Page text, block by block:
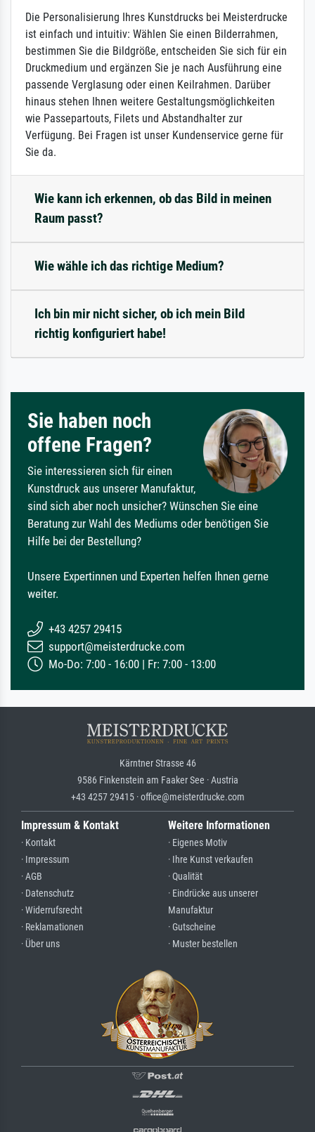
Die Personalisierung Ihres Kunstdrucks bei Meisterdrucke
ist einfach und intuitiv: Wählen Sie einen Bilderrahmen,
bestimmen Sie die Bildgröße, entscheiden Sie sich für ein
Druckmedium und ergänzen Sie je nach Ausführung eine
passende Verglasung oder einen Keilrahmen. Darüber
hinaus stehen Ihnen weitere Gestaltungsmöglichkeiten
wie Passepartouts, Filets und Abstandhalter zur
Verfügung. Bei Fragen ist unser Kundenservice gerne für
Sie da.
Wie kann ich erkennen, ob das Bild in meinen
Raum passt?
Wie wähle ich das richtige Medium?
Ich bin mir nicht sicher, ob ich mein Bild
richtig konfiguriert habe!
Sie haben noch
offene Fragen?
Sie interessieren sich für einen
Kunstdruck aus unserer Manufaktur,
sind sich aber noch unsicher? Wünschen Sie eine
Beratung zur Wahl des Mediums oder benötigen Sie
Hilfe bei der Bestellung?
Unsere Expertinnen und Experten helfen Ihnen gerne
weiter.
+43 4257 29415
support@meisterdrucke.com
Mo-Do: 7:00 - 16:00 | Fr: 7:00 - 13:00
Kärntner Strasse 46
9586 Finkenstein am Faaker See · Austria
+43 4257 29415 · office@meisterdrucke.com
Impressum & Kontakt
· Kontakt
· Impressum
· AGB
· Datenschutz
· Widerrufsrecht
· Reklamationen
· Über uns
Weitere Informationen
· Eigenes Motiv
· Ihre Kunst verkaufen
· Qualität
· Eindrücke aus unserer
Manufaktur
· Gutscheine
· Muster bestellen